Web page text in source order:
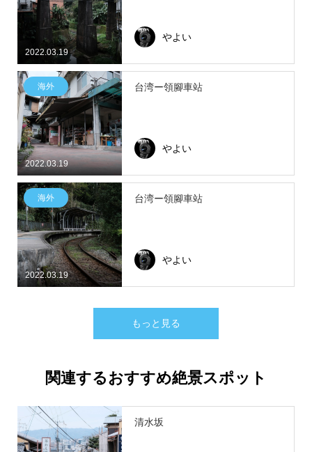
2022.03.19
やよい
2022.03.19
海外 台湾ー領腳車站
やよい
2022.03.19
海外 台湾ー領腳車站
やよい
もっと見る
関連するおすすめ絶景スポット
清水坂